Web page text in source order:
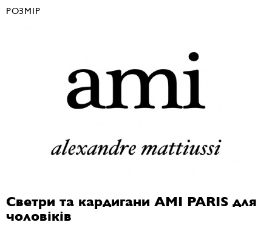
Светри та кардигани AMI PARIS для
чоловіків
РОЗМІР